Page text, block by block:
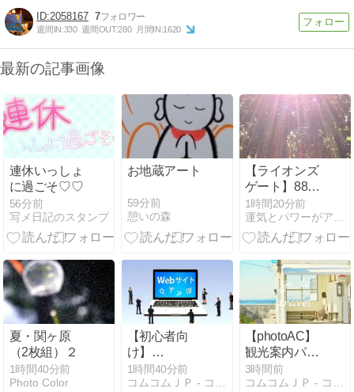
2058167 7
週間IN:330 週間OUT:280 月間IN:1620
最新の記事画像
連休いっしょ
に過ごそ♡♡
57分前
写メ日記のスタンプ
お地蔵アート
1時間前
憩いの森
【ライオンズ
ゲート】88は
最幸にパワフ
ルな日☆お勧
めの過ごし方
1時間20分前
夏・関ヶ原
（2枚組）２
1時間40分前
Photo Color
【初心者向
け】
WordPressで
LPを作る基本
1時間40分前
【photoAC】
観光案内パン
フレット制作
で写真素材を
3時間前